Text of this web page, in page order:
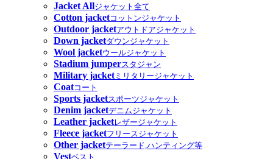
Jacket Allジャケット全て
Cotton jacketコットンジャケット
Outdoor jacketアウトドアジャケット
Down jacketダウンジャケット
Wool jacketウールジャケット
Stadium jumperスタジャン
Military jacketミリタリージャケット
Coatコート
Sports jacketスポーツジャケット
Denim jacketデニムジャケット
Leather jacketレザージャケット
Fleece jacketフリースジャケット
Other jacketテーラード,ハンティング等
Vestベスト